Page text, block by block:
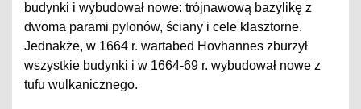
budynki i wybudował nowe: trójnawową bazylikę z
dwoma parami pylonów, ściany i cele klasztorne.
Jednakże, w 1664 r. wartabed Hovhannes zburzył
wszystkie budynki i w 1664-69 r. wybudował nowe z
tufu wulkanicznego.